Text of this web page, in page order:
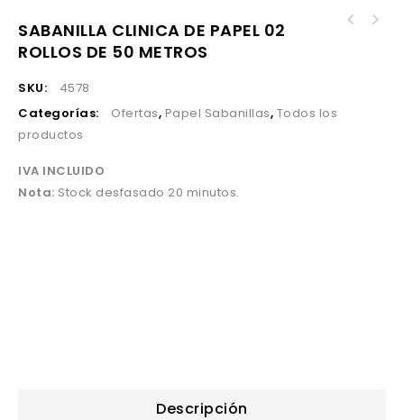
SABANILLA CLINICA DE PAPEL 02
ROLLOS DE 50 METROS
SKU:
4578
Categorías:
Ofertas, Papel Sabanillas, Todos los
productos
IVA INCLUIDO
Nota: Stock desfasado 20 minutos.
Descripción